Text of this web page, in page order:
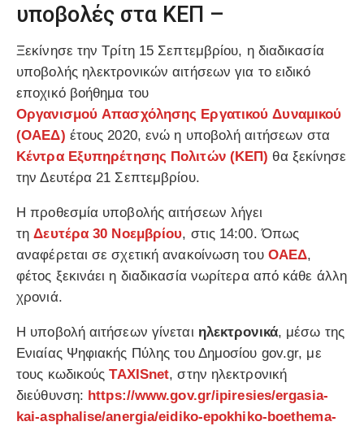
υποβολές στα ΚΕΠ –
Ξεκίνησε την Τρίτη 15 Σεπτεμβρίου, η διαδικασία
υποβολής ηλεκτρονικών αιτήσεων για το ειδικό
εποχικό βοήθημα του
Οργανισμού Απασχόλησης Εργατικού Δυναμικού
(ΟΑΕΔ) έτους 2020, ενώ η υποβολή αιτήσεων στα
Κέντρα Εξυπηρέτησης Πολιτών (ΚΕΠ) θα ξεκίνησε
την Δευτέρα 21 Σεπτεμβρίου.
Η προθεσμία υποβολής αιτήσεων λήγει
τη Δευτέρα 30 Νοεμβρίου, στις 14:00. Όπως
αναφέρεται σε σχετική ανακοίνωση του ΟΑΕΔ,
φέτος ξεκινάει η διαδικασία νωρίτερα από κάθε άλλη
χρονιά.
Η υποβολή αιτήσεων γίνεται ηλεκτρονικά, μέσω της
Ενιαίας Ψηφιακής Πύλης του Δημοσίου gov.gr, με
τους κωδικούςTAXISnet, στην ηλεκτρονική
διεύθυνση: https://www.gov.gr/ipiresies/ergasia-
kai-asphalise/anergia/eidiko-epokhiko-boethema-